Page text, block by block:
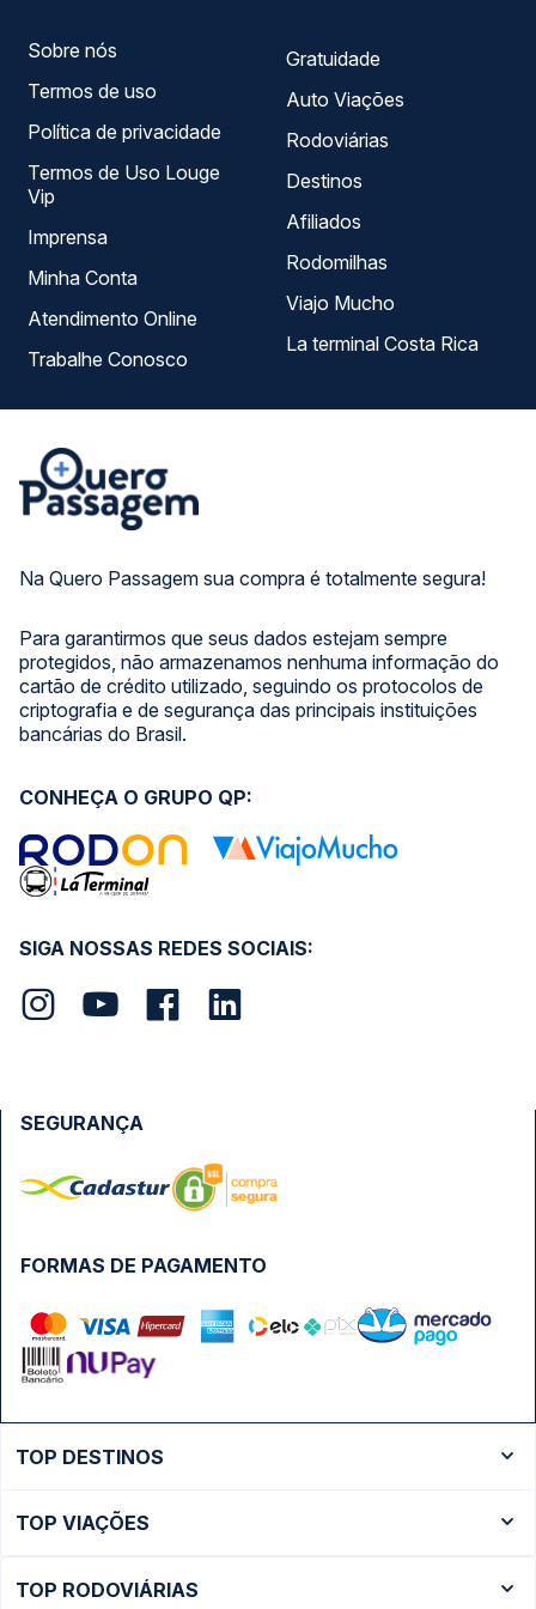
Na Quero Passagem sua compra é totalmente segura!
Para garantirmos que seus dados estejam sempre
protegidos, não armazenamos nenhuma informação do
cartão de crédito utilizado, seguindo os protocolos de
criptografia e de segurança das principais instituições
bancárias do Brasil.
Sobre nós
Termos de uso
Política de privacidade
Termos de Uso Louge
Vip
Imprensa
Minha Conta
Atendimento Online
Trabalhe Conosco
Gratuidade
Auto Viações
Rodoviárias
Destinos
Afiliados
Rodomilhas
Viajo Mucho
La terminal Costa Rica
SIGA NOSSAS REDES SOCIAIS:
CONHEÇA O GRUPO QP:
FORMAS DE PAGAMENTO
SEGURANÇA
TOP DESTINOS
Ônibus São Paulo
TOP VIAÇÕES
TOP RODOVIÁRIAS